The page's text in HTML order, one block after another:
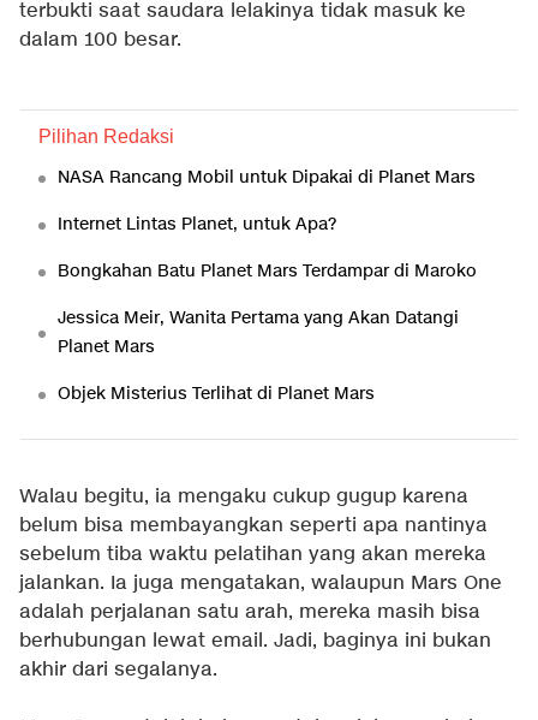
terbukti saat saudara lelakinya tidak masuk ke
dalam 100 besar.
Pilihan Redaksi
NASA Rancang Mobil untuk Dipakai di Planet Mars
Internet Lintas Planet, untuk Apa?
Bongkahan Batu Planet Mars Terdampar di Maroko
Jessica Meir, Wanita Pertama yang Akan Datangi
Planet Mars
Objek Misterius Terlihat di Planet Mars
Walau begitu, ia mengaku cukup gugup karena
belum bisa membayangkan seperti apa nantinya
sebelum tiba waktu pelatihan yang akan mereka
jalankan. Ia juga mengatakan, walaupun Mars One
adalah perjalanan satu arah, mereka masih bisa
berhubungan lewat email. Jadi, baginya ini bukan
akhir dari segalanya.